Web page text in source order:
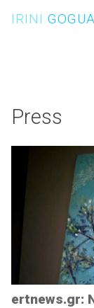
to
IRINI GOGUA
Press
ertnews.gr: